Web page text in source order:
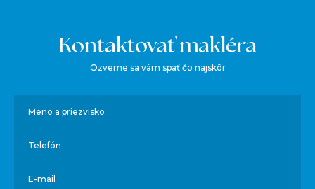
Kontaktovať makléra
Ozveme sa vám späť čo najskôr
Meno a priezvisko
Telefón
E-mail